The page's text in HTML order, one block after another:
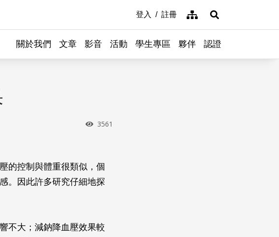
登入 註冊 網站導覽展開搜尋
關於我們 文章 影音 活動 學生專區 夥伴 認證
瀏覽次數
3561
的控制與體重很類似，個
。因此許多研究仔細地探
不大；減鈉降血壓效果較